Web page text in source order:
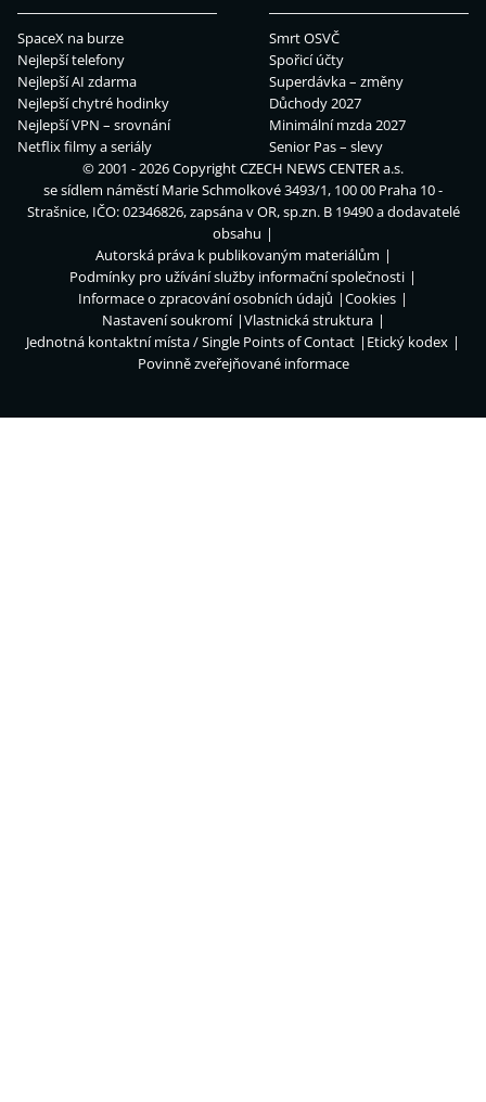
SpaceX na burze
Nejlepší telefony
Nejlepší AI zdarma
Nejlepší chytré hodinky
Nejlepší VPN – srovnání
Netflix filmy a seriály
Smrt OSVČ
Spořicí účty
Superdávka – změny
Důchody 2027
Minimální mzda 2027
Senior Pas – slevy
© 2001 - 2026 CopyrightCZECH NEWS CENTER a.s.
se sídlem náměstí Marie Schmolkové 3493/1, 100 00 Praha 10 -
Strašnice, IČO: 02346826, zapsána v OR, sp.zn. B 19490 a dodavatelé
obsahu
Autorská práva k publikovaným materiálům
Podmínky pro užívání služby informační společnosti
Informace o zpracování osobních údajů
Cookies
Nastavení soukromí
Vlastnická struktura
Jednotná kontaktní místa / Single Points of Contact
Etický kodex
Povinně zveřejňované informace